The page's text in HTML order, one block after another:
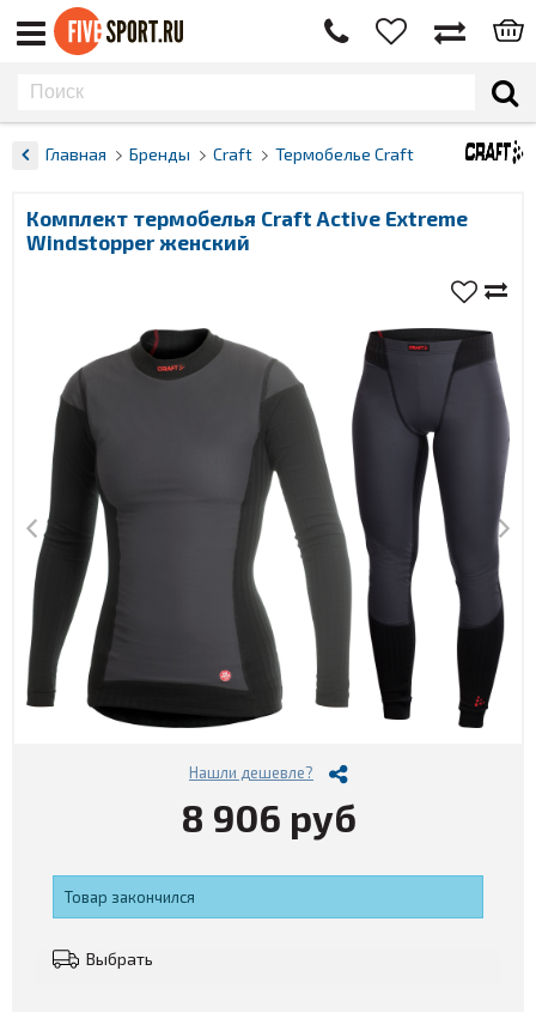
Главная Бренды Craft Термобелье Craft
Комплект термобелья Craft Active Extreme
Windstopper женский
Нашли дешевле?
8 906 руб
Товар закончился
Выбрать